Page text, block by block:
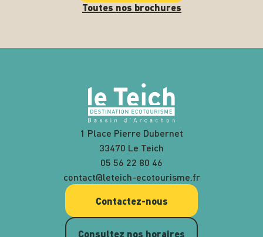
Toutes nos brochures
1 Place Pierre Dubernet
33470 Le Teich
05 56 22 80 46
contact@leteich-ecotourisme.fr
Contactez-nous
Consultez nos horaires